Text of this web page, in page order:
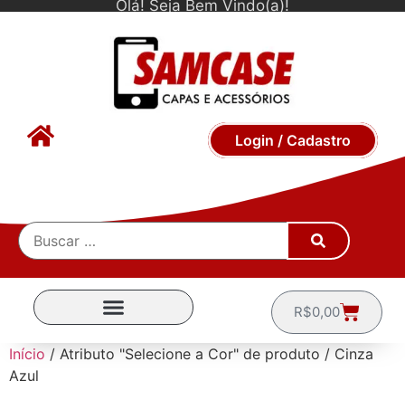
Olá! Seja Bem Vindo(a)!
Login / Cadastro
R$0,00
Início / Atributo "Selecione a Cor" de produto / Cinza
Azul